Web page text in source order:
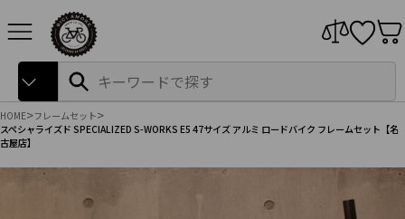
文
へ
ッ
プ
サイトナビゲーション
Search
検
HOME フレームセット
スペシャライズド SPECIALIZED S-WORKS E5 47サイズ アルミ ロードバイク フレームセット【名
古屋店】